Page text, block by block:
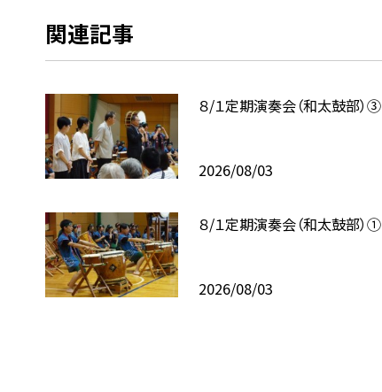
関連記事
８/１定期演奏会（和太鼓部）③
2026/08/03
８/１定期演奏会（和太鼓部）①
2026/08/03